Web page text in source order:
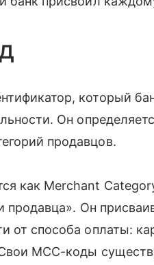
который
Он
продавцов.
как Merchant
продавца». Он
от способа оплаты:
MCC-коды